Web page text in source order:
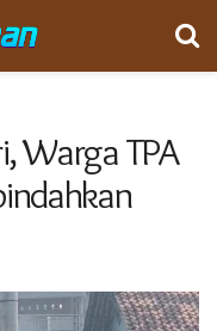
Warga TPA